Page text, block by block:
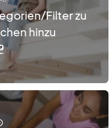
Filter zu
hinzu